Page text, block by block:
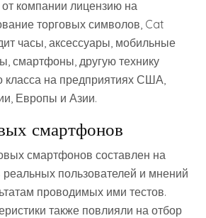
компании лицензию на
торговых символов, Cat
часы, аксессуары, мобильные
смартфоны, другую технику
класса на предприятиях США,
Европы и Азии.
смартфонов
смартфонов составлен на
пользователей и мнений
проводимых ими тестов.
также повлияли на отбор